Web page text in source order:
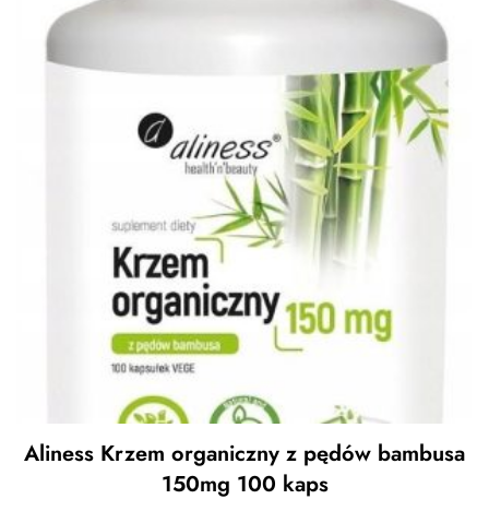
Aliness Krzem organiczny z pędów bambusa
150mg 100 kaps